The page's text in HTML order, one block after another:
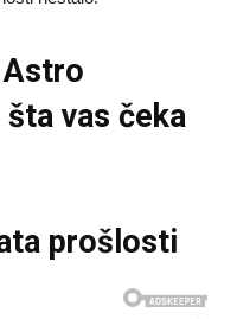
Astro
vas čeka
prošlosti